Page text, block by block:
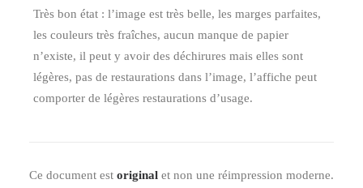
Très bon état : l’image est très belle, les marges parfaites,
les couleurs très fraîches, aucun manque de papier
n’existe, il peut y avoir des déchirures mais elles sont
légères, pas de restaurations dans l’image, l’affiche peut
comporter de légères restaurations d’usage.
Ce document est original et non une réimpression moderne.